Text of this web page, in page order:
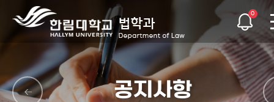
0
공지사항